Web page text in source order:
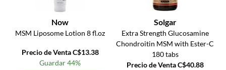
Now
MSM Liposome Lotion 8 fl.oz
Precio de Venta C$13.38
Guardar 44%
Solgar
Extra Strength Glucosamine
Chondroitin MSM with Ester-C
180 tabs
Precio de Venta C$40.88